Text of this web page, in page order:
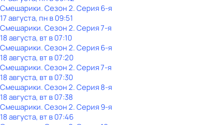
Смешарики. Сезон 2. Серия 6-я
17 августа, пн в 09:51
Смешарики. Сезон 2. Серия 7-я
18 августа, вт в 07:10
Смешарики. Сезон 2. Серия 6-я
18 августа, вт в 07:20
Смешарики. Сезон 2. Серия 7-я
18 августа, вт в 07:30
Смешарики. Сезон 2. Серия 8-я
18 августа, вт в 07:38
Смешарики. Сезон 2. Серия 9-я
18 августа, вт в 07:46